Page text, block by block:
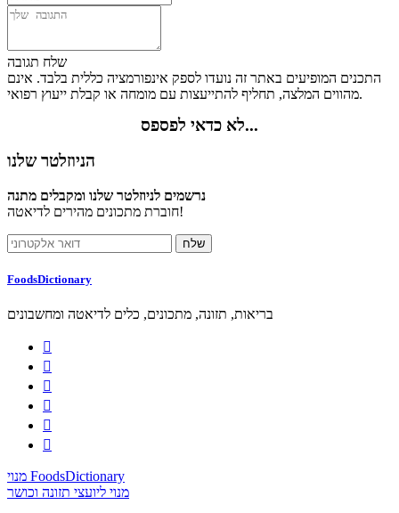
שלח תגובה
התכנים המופיעים באתר זה נועדו לספק אינפורמציה כללית בלבד. אינם
מהווים המלצה, תחליף להתייעצות עם מומחה או קבלת ייעוץ רפואי.
לא כדאי לפספס...
הניוזלטר שלנו
נרשמים לניוזלטר שלנו ומקבלים מתנה
חוברת מתכונים מהירים לדיאטה!
FoodsDictionary
בריאות, תזונה, מתכונים, כלים לדיאטה ומחשבונים






מנוי FoodsDictionary
מנוי ליועצי תזונה וכושר